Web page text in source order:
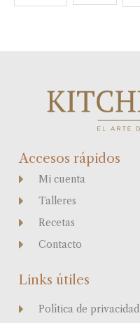
Accesos rápidos
Mi cuenta
Talleres
Recetas
Contacto
Links útiles
Política de privacidad